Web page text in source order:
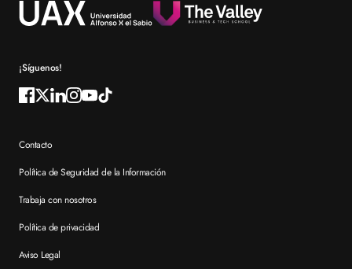
Reconocimientos
¡Síguenos!
Contacto
Política de Seguridad de la Información
Trabaja con nosotros
Política de privacidad
Aviso Legal